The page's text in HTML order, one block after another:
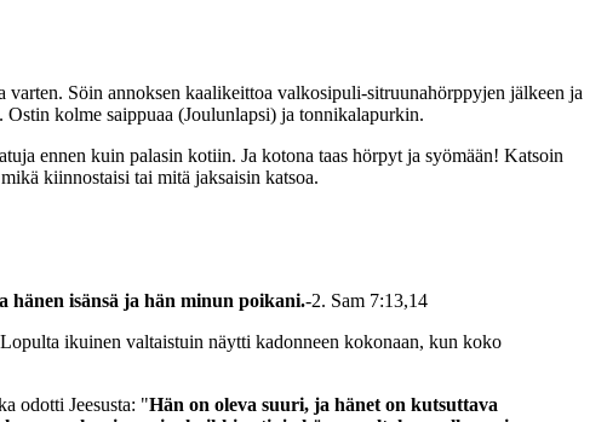
Söin annoksen kaalikeittoa valkosipuli-sitruunahörppyjen jälkeen ja
kolme saippuaa (Joulunlapsi) ja tonnikalapurkin.
ennen kuin palasin kotiin. Ja kotona taas hörpyt ja syömään! Katsoin
kiinnostaisi tai mitä jaksaisin katsoa.
hänen isänsä ja hän minun poikani.-2. Sam 7:13,14
ikuinen valtaistuin näytti kadonneen kokonaan, kun koko
odotti Jeesusta: "Hän on oleva suuri, ja hänet on kutsuttava